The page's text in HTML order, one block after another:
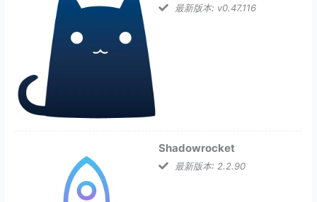
最新版本: v0.47.116
Shadowrocket
最新版本: 2.2.90